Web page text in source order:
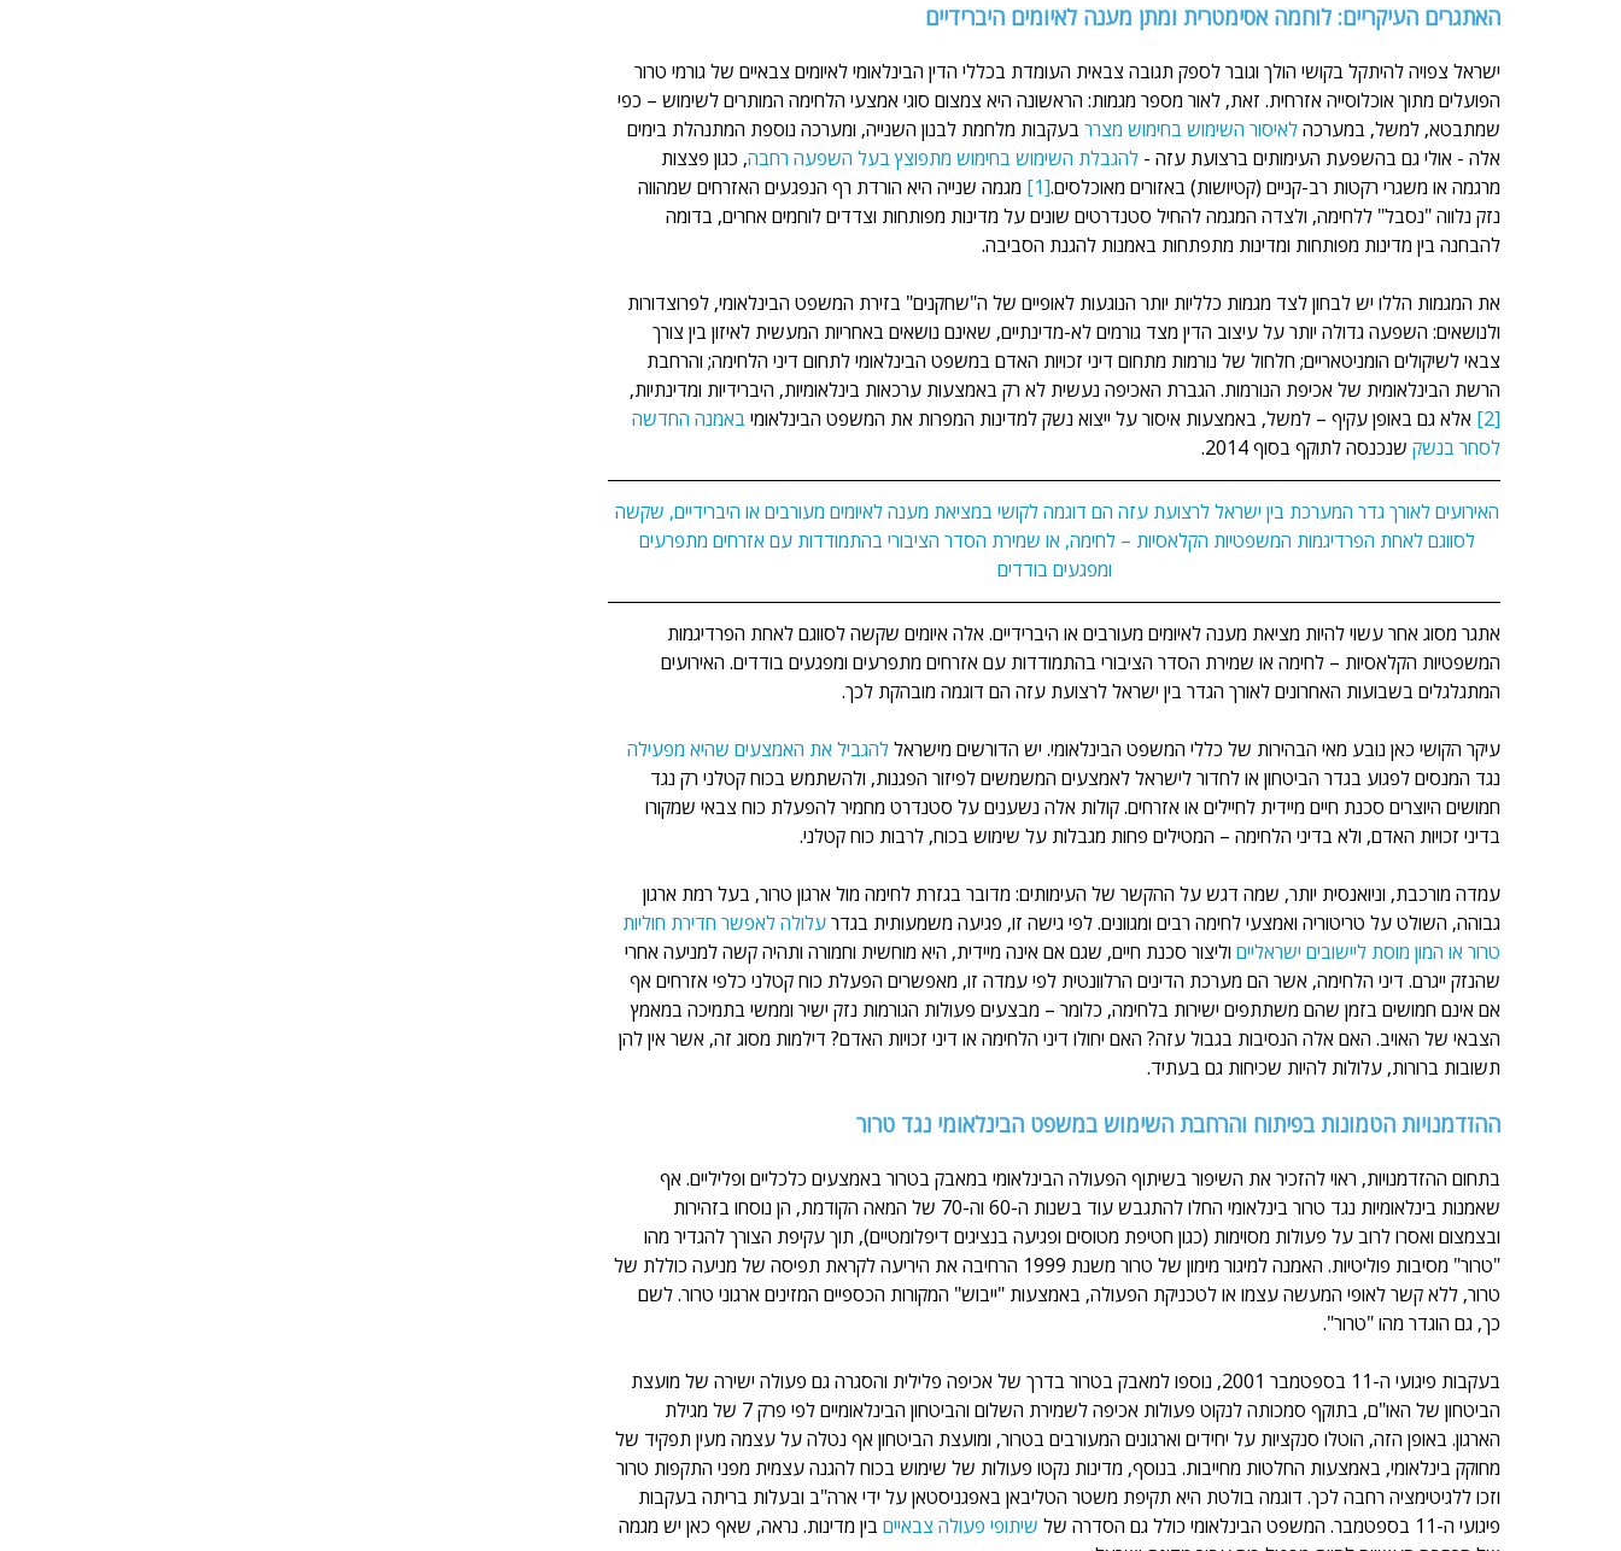
האתגרים העיקריים: לוחמה אסימטרית ומתן מענה לאיומים היברידיים
ישראל צפויה להיתקל בקושי הולך וגובר לספק תגובה צבאית העומדת בכללי הדין הבינלאומי לאיומים צבאיים של גורמי טרור
הפועלים מתוך אוכלוסייה אזרחית. זאת, לאור מספר מגמות: הראשונה היא צמצום סוגי אמצעי הלחימה המותרים לשימוש – כפי
שמתבטא, למשל, במערכה לאיסור השימוש בחימוש מצרר בעקבות מלחמת לבנון השנייה, ומערכה נוספת המתנהלת בימים
אלה - אולי גם בהשפעת העימותים ברצועת עזה - להגבלת השימוש בחימוש מתפוצץ בעל השפעה רחבה, כגון פצצות
מרגמה או משגרי רקטות רב-קניים (קטיושות) באזורים מאוכלסים.[1]
מגמה שנייה היא הורדת רף הנפגעים האזרחים שמהווה
נזק נלווה "נסבל" ללחימה, ולצדה המגמה להחיל סטנדרטים שונים על מדינות מפותחות וצדדים לוחמים אחרים, בדומה
להבחנה בין מדינות מפותחות ומדינות מתפתחות באמנות להגנת הסביבה.
את המגמות הללו יש לבחון לצד מגמות כלליות יותר הנוגעות לאופיים של ה"שחקנים" בזירת המשפט הבינלאומי, לפרוצדורות
ולנושאים: השפעה גדולה יותר על עיצוב הדין מצד גורמים לא-מדינתיים, שאינם נושאים באחריות המעשית לאיזון בין צורך
צבאי לשיקולים הומניטאריים; חלחול של נורמות מתחום דיני זכויות האדם במשפט הבינלאומי לתחום דיני הלחימה; והרחבת
הרשת הבינלאומית של אכיפת הנורמות. הגברת האכיפה נעשית לא רק באמצעות ערכאות בינלאומיות, היברידיות ומדינתיות,
[2]
אלא גם באופן עקיף – למשל, באמצעות איסור על ייצוא נשק למדינות המפרות את המשפט הבינלאומי באמנה החדשה
לסחר בנשק שנכנסה לתוקף בסוף 2014.
האירועים לאורך גדר המערכת בין ישראל לרצועת עזה הם דוגמה לקושי במציאת מענה לאיומים מעורבים או היברידיים, שקשה
לסווגם לאחת הפרדיגמות המשפטיות הקלאסיות – לחימה, או שמירת הסדר הציבורי בהתמודדות עם אזרחים מתפרעים
ומפגעים בודדים
אתגר מסוג אחר עשוי להיות מציאת מענה לאיומים מעורבים או היברידיים. אלה איומים שקשה לסווגם לאחת הפרדיגמות
המשפטיות הקלאסיות – לחימה או שמירת הסדר הציבורי בהתמודדות עם אזרחים מתפרעים ומפגעים בודדים. האירועים
המתגלגלים בשבועות האחרונים לאורך הגדר בין ישראל לרצועת עזה הם דוגמה מובהקת לכך.
עיקר הקושי כאן נובע מאי הבהירות של כללי המשפט הבינלאומי. יש הדורשים מישראל להגביל את האמצעים שהיא מפעילה
נגד המנסים לפגוע בגדר הביטחון או לחדור לישראל לאמצעים המשמשים לפיזור הפגנות, ולהשתמש בכוח קטלני רק נגד
חמושים היוצרים סכנת חיים מיידית לחיילים או אזרחים. קולות אלה נשענים על סטנדרט מחמיר להפעלת כוח צבאי שמקורו
בדיני זכויות האדם, ולא בדיני הלחימה – המטילים פחות מגבלות על שימוש בכוח, לרבות כוח קטלני.
עמדה מורכבת, וניואנסית יותר, שמה דגש על ההקשר של העימותים: מדובר בגזרת לחימה מול ארגון טרור, בעל רמת ארגון
גבוהה, השולט על טריטוריה ואמצעי לחימה רבים ומגוונים. לפי גישה זו, פגיעה משמעותית בגדר עלולה לאפשר חדירת חוליות
טרור או המון מוסת ליישובים ישראליים וליצור סכנת חיים, שגם אם אינה מיידית, היא מוחשית וחמורה ותהיה קשה למניעה אחרי
שהנזק ייגרם. דיני הלחימה, אשר הם מערכת הדינים הרלוונטית לפי עמדה זו, מאפשרים הפעלת כוח קטלני כלפי אזרחים אף
אם אינם חמושים בזמן שהם משתתפים ישירות בלחימה, כלומר – מבצעים פעולות הגורמות נזק ישיר וממשי בתמיכה במאמץ
הצבאי של האויב. האם אלה הנסיבות בגבול עזה? האם יחולו דיני הלחימה או דיני זכויות האדם? דילמות מסוג זה, אשר אין להן
תשובות ברורות, עלולות להיות שכיחות גם בעתיד.
ההזדמנויות הטמונות בפיתוח והרחבת השימוש במשפט הבינלאומי נגד טרור
בתחום ההזדמנויות, ראוי להזכיר את השיפור בשיתוף הפעולה הבינלאומי במאבק בטרור באמצעים כלכליים ופליליים. אף
שאמנות בינלאומיות נגד טרור בינלאומי החלו להתגבש עוד בשנות ה-60 וה-70 של המאה הקודמת, הן נוסחו בזהירות
ובצמצום ואסרו לרוב על פעולות מסוימות (כגון חטיפת מטוסים ופגיעה בנציגים דיפלומטיים), תוך עקיפת הצורך להגדיר מהו
"טרור" מסיבות פוליטיות. האמנה למיגור מימון של טרור משנת 1999 הרחיבה את היריעה לקראת תפיסה של מניעה כוללת של
טרור, ללא קשר לאופי המעשה עצמו או לטכניקת הפעולה, באמצעות "ייבוש" המקורות הכספיים המזינים ארגוני טרור. לשם
כך, גם הוגדר מהו "טרור".
בעקבות פיגועי ה-11 בספטמבר 2001, נוספו למאבק בטרור בדרך של אכיפה פלילית והסגרה גם פעולה ישירה של מועצת
הביטחון של האו"ם, בתוקף סמכותה לנקוט פעולות אכיפה לשמירת השלום והביטחון הבינלאומיים לפי פרק 7 של מגילת
הארגון. באופן הזה, הוטלו סנקציות על יחידים וארגונים המעורבים בטרור, ומועצת הביטחון אף נטלה על עצמה מעין תפקיד של
מחוקק בינלאומי, באמצעות החלטות מחייבות. בנוסף, מדינות נקטו פעולות של שימוש בכוח להגנה עצמית מפני התקפות טרור
וזכו ללגיטימציה רחבה לכך. דוגמה בולטת היא תקיפת משטר הטליבאן באפגניסטאן על ידי ארה"ב ובעלות בריתה בעקבות
פיגועי ה-11 בספטמבר. המשפט הבינלאומי כולל גם הסדרה של
שיתופי פעולה צבאיים בין מדינות. נראה, שאף כאן יש מגמה